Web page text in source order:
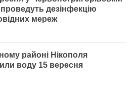
дезінфекцію
мереж
районі Нікополя
воду 15 вересня